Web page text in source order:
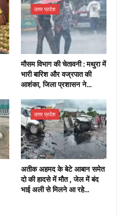
उत्तर प्रदेश
मौसम विभाग की चेतावनी : मथुरा में
भारी बारिश और वज्रपात की
आशंका, जिला प्रशासन ने…
उत्तर प्रदेश
अतीक अहमद के बेटे आबान समेत
दो की हादसे में मौत , जेल में बंद
भाई अली से मिलने आ रहे…